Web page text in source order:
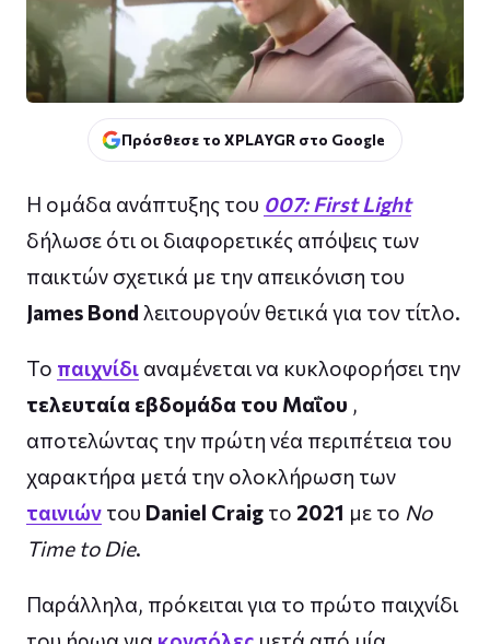
Πρόσθεσε το XPLAYGR στο Google
Η ομάδα ανάπτυξης του 007: First Light
δήλωσε ότι οι διαφορετικές απόψεις των
παικτών σχετικά με την απεικόνιση του
James Bond λειτουργούν θετικά για τον τίτλο.
Το παιχνίδι αναμένεται να κυκλοφορήσει την
τελευταία εβδομάδα του Μαΐου ,
αποτελώντας την πρώτη νέα περιπέτεια του
χαρακτήρα μετά την ολοκλήρωση των
ταινιών του Daniel Craig το 2021 με το No
Time to Die.
Παράλληλα, πρόκειται για το πρώτο παιχνίδι